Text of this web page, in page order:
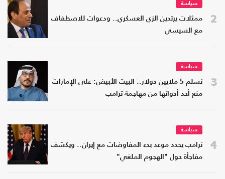
2
سياسة
ممثلات يرتدين الزي العسكري.. ودعوات للاصطفاف
مع السيسي
3
سياسة
تسلم 5 ملايين دولار.. البيت الأبيض: على الإمارات
منع أحد أدواتها من مهاجمة ترامب
4
سياسة
ترامب يحدد موعد بدء المفاوضات مع إيران.. ويكشف
مفاجأة حول "الهجوم الملغي"